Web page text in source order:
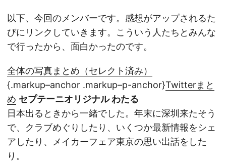
以下、今回のメンバーです。感想がアップされるた
びにリンクしていきます。こういう人たちとみんな
で行ったから、面白かったのです。
全体の写真まとめ（セレクト済み）
{.markup–anchor .markup–p-anchor}Twitterまと
め セプテーニオリジナル わたる
日本出るときから一緒でした。年末に深圳来たそう
で、クラブめぐりしたり、いくつか最新情報をシェ
アしたり、メイカーフェア東京の思い出話をした
り。